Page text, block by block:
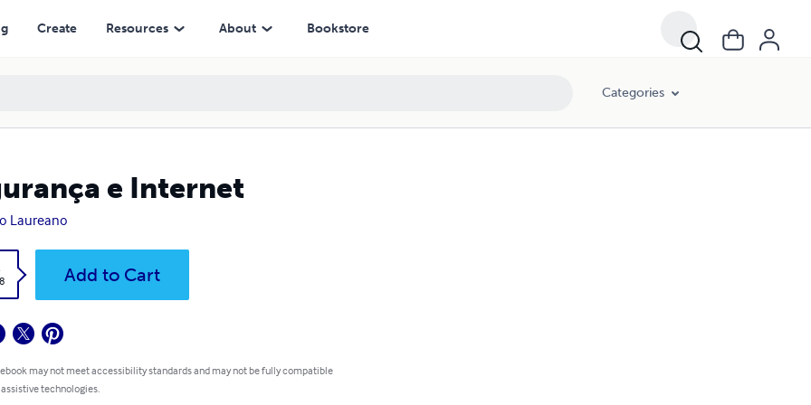
Create Resources About Bookstore
Categories
e Internet
Laureano
Add to Cart
may not meet accessibility standards and may not be fully compatible
technologies.